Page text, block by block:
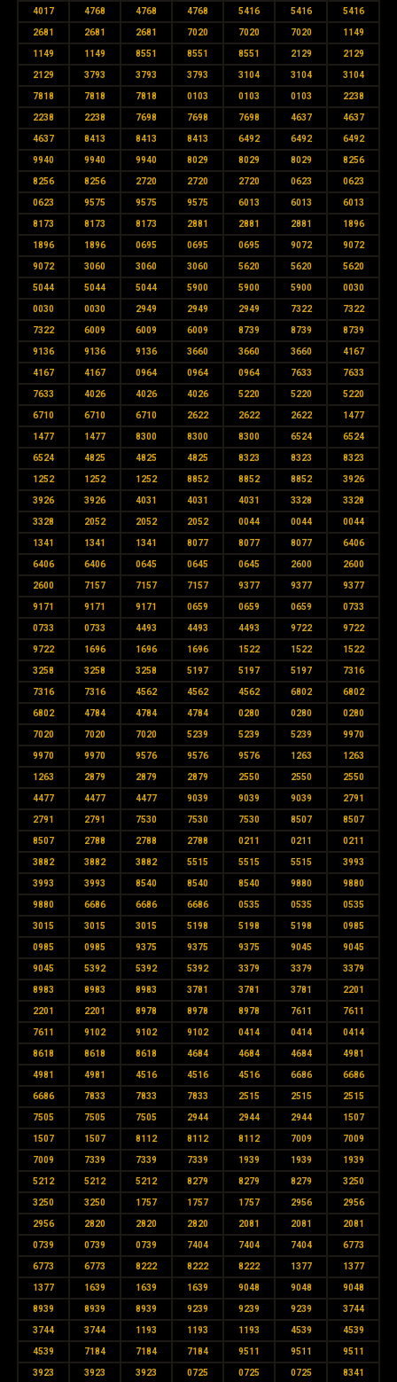
4017 4768 4768 4768 5416 5416 5416
2681 2681 2681 7020 7020 7020 1149
1149 1149 8551 8551 8551 2129 2129
2129 3793 3793 3793 3104 3104 3104
7818 7818 7818 0103 0103 0103 2238
2238 2238 7698 7698 7698 4637 4637
4637 8413 8413 8413 6492 6492 6492
9940 9940 9940 8029 8029 8029 8256
8256 8256 2720 2720 2720 0623 0623
0623 9575 9575 9575 6013 6013 6013
8173 8173 8173 2881 2881 2881 1896
1896 1896 0695 0695 0695 9072 9072
9072 3060 3060 3060 5620 5620 5620
5044 5044 5044 5900 5900 5900 0030
0030 0030 2949 2949 2949 7322 7322
7322 6009 6009 6009 8739 8739 8739
9136 9136 9136 3660 3660 3660 4167
4167 4167 0964 0964 0964 7633 7633
7633 4026 4026 4026 5220 5220 5220
6710 6710 6710 2622 2622 2622 1477
1477 1477 8300 8300 8300 6524 6524
6524 4825 4825 4825 8323 8323 8323
1252 1252 1252 8852 8852 8852 3926
3926 3926 4031 4031 4031 3328 3328
3328 2052 2052 2052 0044 0044 0044
1341 1341 1341 8077 8077 8077 6406
6406 6406 0645 0645 0645 2600 2600
2600 7157 7157 7157 9377 9377 9377
9171 9171 9171 0659 0659 0659 0733
0733 0733 4493 4493 4493 9722 9722
9722 1696 1696 1696 1522 1522 1522
3258 3258 3258 5197 5197 5197 7316
7316 7316 4562 4562 4562 6802 6802
6802 4784 4784 4784 0280 0280 0280
7020 7020 7020 5239 5239 5239 9970
9970 9970 9576 9576 9576 1263 1263
1263 2879 2879 2879 2550 2550 2550
4477 4477 4477 9039 9039 9039 2791
2791 2791 7530 7530 7530 8507 8507
8507 2788 2788 2788 0211 0211 0211
3882 3882 3882 5515 5515 5515 3993
3993 3993 8540 8540 8540 9880 9880
9880 6686 6686 6686 0535 0535 0535
3015 3015 3015 5198 5198 5198 0985
0985 0985 9375 9375 9375 9045 9045
9045 5392 5392 5392 3379 3379 3379
8983 8983 8983 3781 3781 3781 2201
2201 2201 8978 8978 8978 7611 7611
7611 9102 9102 9102 0414 0414 0414
8618 8618 8618 4684 4684 4684 4981
4981 4981 4516 4516 4516 6686 6686
6686 7833 7833 7833 2515 2515 2515
7505 7505 7505 2944 2944 2944 1507
1507 1507 8112 8112 8112 7009 7009
7009 7339 7339 7339 1939 1939 1939
5212 5212 5212 8279 8279 8279 3250
3250 3250 1757 1757 1757 2956 2956
2956 2820 2820 2820 2081 2081 2081
0739 0739 0739 7404 7404 7404 6773
6773 6773 8222 8222 8222 1377 1377
1377 1639 1639 1639 9048 9048 9048
8939 8939 8939 9239 9239 9239 3744
3744 3744 1193 1193 1193 4539 4539
4539 7184 7184 7184 9511 9511 9511
3923 3923 3923 0725 0725 0725 8341